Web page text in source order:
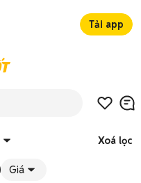
Tải app
Xoá lọc
Giá